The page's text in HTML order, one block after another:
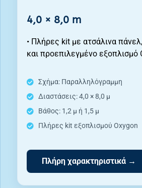
4,0 × 8,0 m
• Πλήρες kit με ατσάλινα
και προεπιλεγμένο εξοπλισμό
Σχήμα: Παραλληλόγραμμη
Διαστάσεις: 4,0 × 8,0 μ
Βάθος: 1,2 μ ή 1,5 μ
Πλήρες kit εξοπλισμού Oxygon
Πλήρη χαρακτηριστικά →